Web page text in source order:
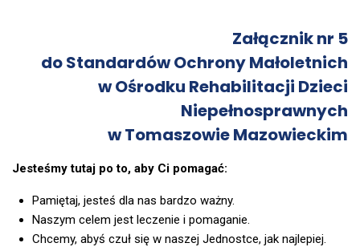
Załącznik nr 5
do Standardów Ochrony Małoletnich
w Ośrodku Rehabilitacji Dzieci
Niepełnosprawnych
w Tomaszowie Mazowieckim
Jesteśmy tutaj po to, aby Ci pomagać:
Pamiętaj, jesteś dla nas bardzo ważny.
Naszym celem jest leczenie i pomaganie.
Chcemy, abyś czuł się w naszej Jednostce, jak najlepiej.